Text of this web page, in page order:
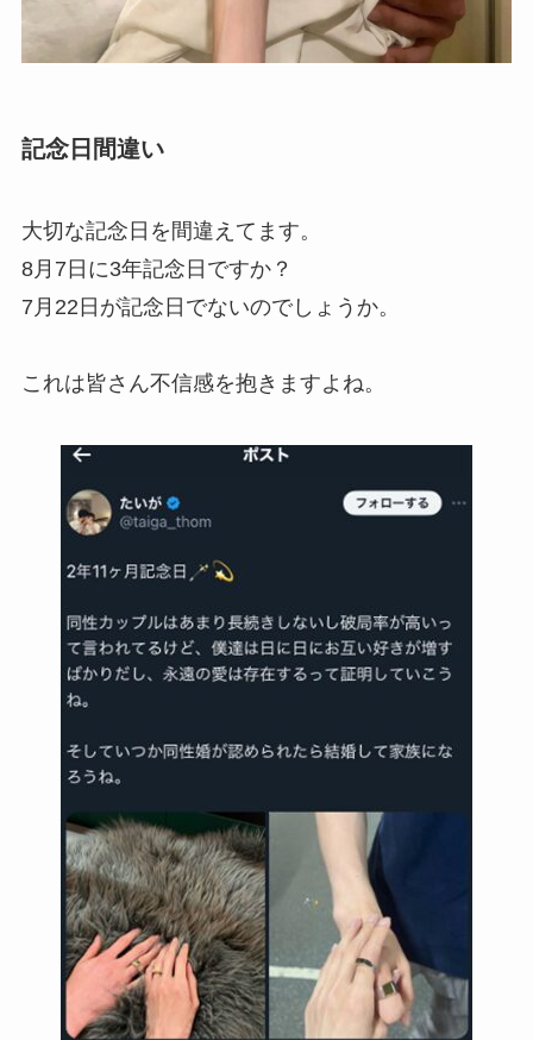
記念日間違い
大切な記念日を間違えてます。
8月7日に3年記念日ですか？
7月22日が記念日でないのでしょうか。
これは皆さん不信感を抱きますよね。